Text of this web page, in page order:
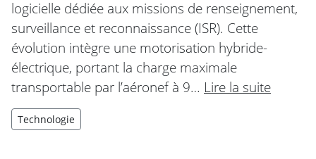
logicielle dédiée aux missions de renseignement,
surveillance et reconnaissance (ISR). Cette
évolution intègre une motorisation hybride-
électrique, portant la charge maximale
transportable par l’aéronef à 9… Lire la suite
Technologie